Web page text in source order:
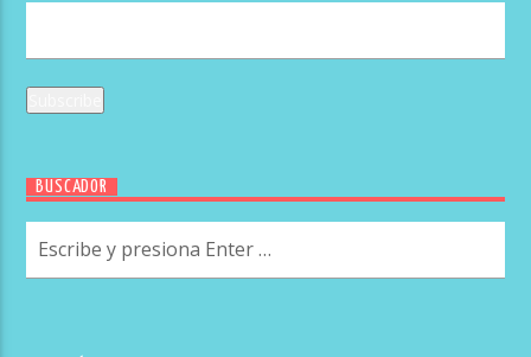
BUSCADOR